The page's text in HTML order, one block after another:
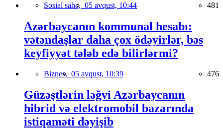
Sosial sahə, 05 avqust, 10:44 481
Azərbaycanın kommunal hesabı:
vətəndaşlar daha çox ödəyirlər, bəs
keyfiyyət tələb edə bilirlərmi?
Biznes, 05 avqust, 10:39 476
Güzəştlərin ləğvi Azərbaycanın
hibrid və elektromobil bazarında
istiqaməti dəyişib